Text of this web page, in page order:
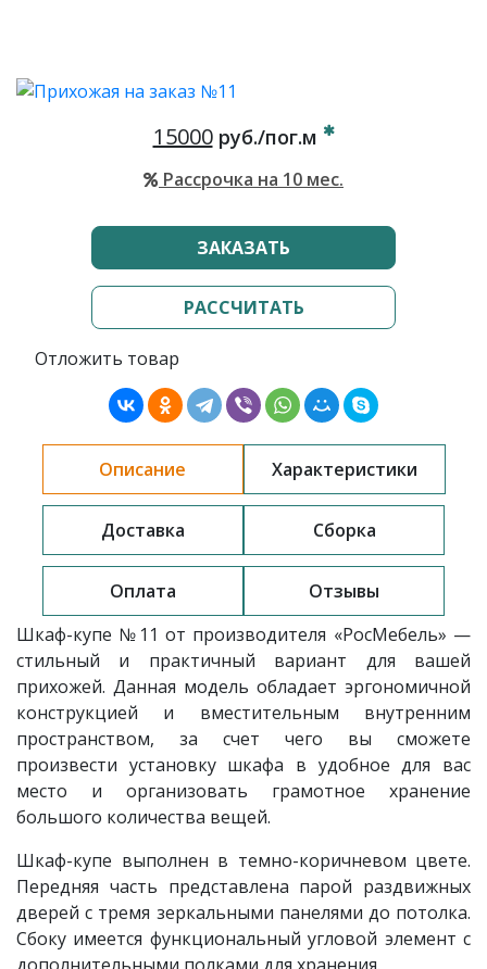
15000руб./пог.м
Рассрочка на 10 мес.
ЗАКАЗАТЬ
РАССЧИТАТЬ
Отложить товар
Описание Характеристики
Доставка Сборка
Оплата
Отзывы
Шкаф-купе №11 от производителя «РосМебель» —
стильный и практичный вариант для вашей
прихожей. Данная модель обладает эргономичной
конструкцией и вместительным внутренним
пространством, за счет чего вы сможете
произвести установку шкафа в удобное для вас
место и организовать грамотное хранение
большого количества вещей.
Шкаф-купе выполнен в темно-коричневом цвете.
Передняя часть представлена парой раздвижных
дверей с тремя зеркальными панелями до потолка.
Сбоку имеется функциональный угловой элемент с